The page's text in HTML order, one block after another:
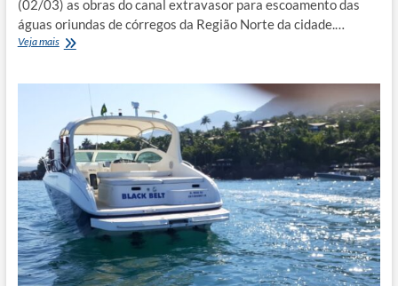
(02/03) as obras do canal extravasor para escoamento das
águas oriundas de córregos da Região Norte da cidade.…
Veja maisRegião
canal
contra
enchetes